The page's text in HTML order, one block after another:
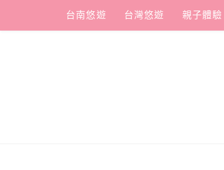
content
台南悠遊 台灣悠遊 親子體驗